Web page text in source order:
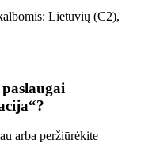
Lietuvių (C2),
arba peržiūrėkite